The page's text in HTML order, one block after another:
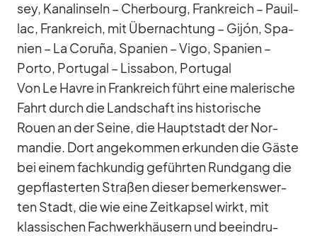
sey, Ka­nal­in­seln – Cher­bourg, Frank­reich – Pau­il­
lac, Frank­reich, mit Über­nach­tung – Gi­jón, Spa­
nien – La Coruña, Spa­nien – Vigo, Spa­nien –
Porto, Por­tu­gal – Lis­sa­bon, Por­tu­gal
Von Le Havre in Frank­reich führt eine ma­le­ri­sche
Fahrt durch die Land­schaft ins his­to­ri­sche
Rouen an der Seine, die Haupt­stadt der Nor­
man­die. Dort an­ge­kom­men er­kun­den die Gäste
bei ei­nem fach­kun­dig ge­führ­ten Rund­gang die
ge­pflas­ter­ten Stra­ßen die­ser be­mer­kens­wer­
ten Stadt, die wie eine Zeit­kap­sel wirkt, mit
klas­si­schen Fach­werk­häu­sern und be­ein­dru­